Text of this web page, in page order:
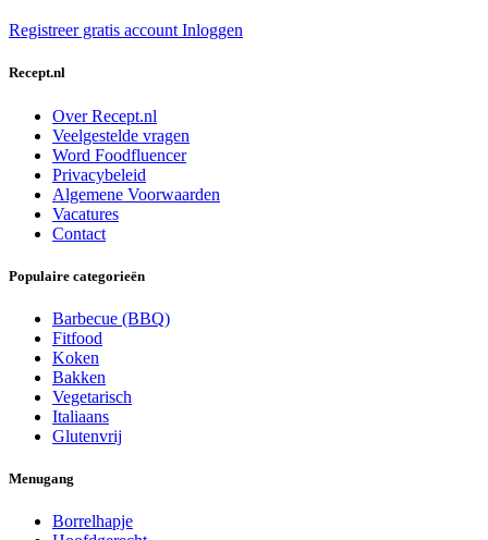
Registreer gratis account Inloggen
Recept.nl
Over Recept.nl
Veelgestelde vragen
Word Foodfluencer
Privacybeleid
Algemene Voorwaarden
Vacatures
Contact
Populaire categorieën
Barbecue (BBQ)
Fitfood
Koken
Bakken
Vegetarisch
Italiaans
Glutenvrij
Menugang
Borrelhapje